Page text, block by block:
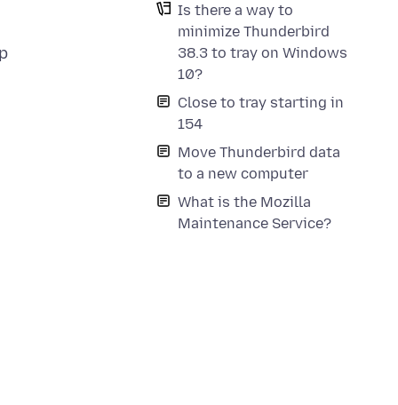
Is there a way to
minimize Thunderbird
38.3 to tray on Windows
10?
Close to tray starting in
154
Move Thunderbird data
to a new computer
What is the Mozilla
Maintenance Service?